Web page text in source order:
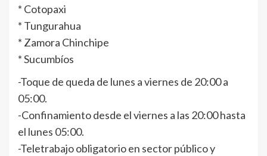
* Cotopaxi
* Tungurahua
* Zamora Chinchipe
* Sucumbíos
-Toque de queda de lunes a viernes de 20:00 a
05:00.
-Confinamiento desde el viernes a las 20:00 hasta
el lunes 05:00.
-Teletrabajo obligatorio en sector público y